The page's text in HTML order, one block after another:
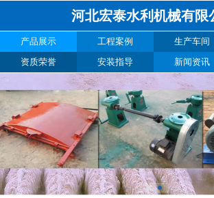
河北宏泰水利机械有限
产品展示 工程案例 生产车间
资质荣誉
安装指导 新闻资讯